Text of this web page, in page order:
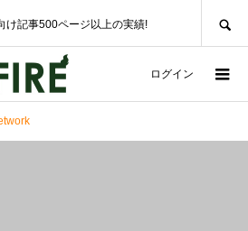
け記事500ページ以上の実績!
ログイン